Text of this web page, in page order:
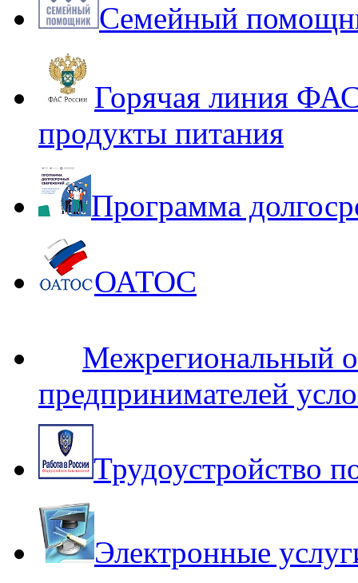
Семейный
Горячая линия
продукты питания
Программа
ОАТОС
Межрегиональный
предпринимателей
Трудоустройство
Электронные